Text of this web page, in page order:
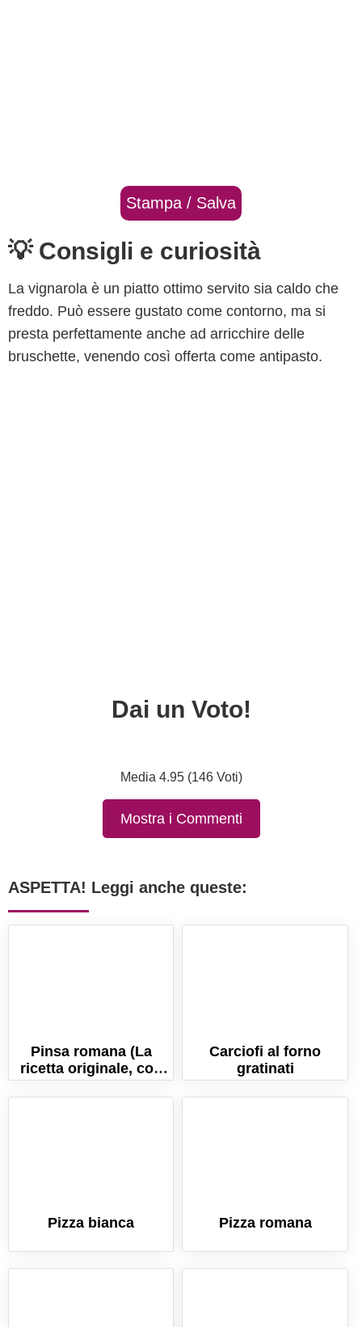
Stampa / Salva
💡 Consigli e curiosità
La vignarola è un piatto ottimo servito sia caldo che
freddo. Può essere gustato come contorno, ma si
presta perfettamente anche ad arricchire delle
bruschette, venendo così offerta come antipasto.
Dai un Voto!
Media 4.95 (146 Voti)
Mostra i Commenti
ASPETTA! Leggi anche queste:
Pinsa romana (La
ricetta originale, con
consigli e ingredienti!)
Carciofi al forno
gratinati
Pizza bianca Pizza romana